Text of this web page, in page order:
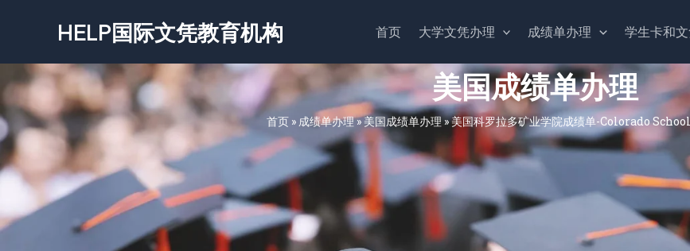
容
HELP国际文凭教育机构 首页 大学文凭办理 成绩单办理 学生卡和
美国成绩单办理
首页 » 成绩单办理»美国成绩单办理»美国科罗拉多矿业学院成绩单-Colorado